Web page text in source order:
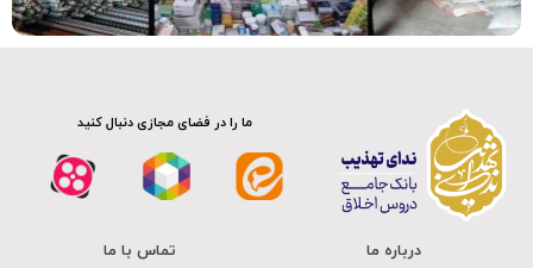
کلیپ
ما را در فضای مجازی دنبال کنید
درباره ما تماس با ما